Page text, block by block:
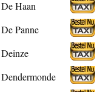
De Haan
De Panne
Deinze
Dendermonde